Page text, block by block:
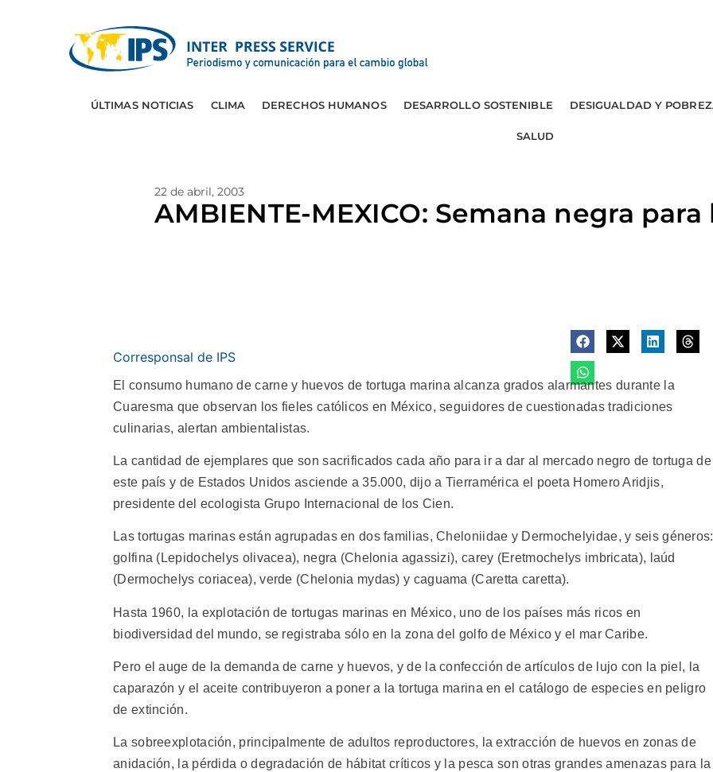
ÚLTIMAS NOTICIAS CLIMA DERECHOS HUMANOS DESARROLLO SOSTENIBLE DESIGUALDAD Y
SALUD
22 de abril, 2003
AMBIENTE-MEXICO: Semana negra
Corresponsal de IPS
El consumo humano de carne y huevos de tortuga marina alcanza grados alarmantes durante la
Cuaresma que observan los fieles católicos en México, seguidores de cuestionadas tradiciones
culinarias, alertan ambientalistas.
La cantidad de ejemplares que son sacrificados cada año para ir a dar al mercado negro de tortuga de
este país y de Estados Unidos asciende a 35.000, dijo a Tierramérica el poeta Homero Aridjis,
presidente del ecologista Grupo Internacional de los Cien.
Las tortugas marinas están agrupadas en dos familias, Cheloniidae y Dermochelyidae, y seis géneros:
golfina (Lepidochelys olivacea), negra (Chelonia agassizi), carey (Eretmochelys imbricata), laúd
(Dermochelys coriacea), verde (Chelonia mydas) y caguama (Caretta caretta).
Hasta 1960, la explotación de tortugas marinas en México, uno de los países más ricos en
biodiversidad del mundo, se registraba sólo en la zona del golfo de México y el mar Caribe.
Pero el auge de la demanda de carne y huevos, y de la confección de artículos de lujo con la piel, la
caparazón y el aceite contribuyeron a poner a la tortuga marina en el catálogo de especies en peligro
de extinción.
La sobreexplotación, principalmente de adultos reproductores, la extracción de huevos en zonas de
anidación, la pérdida o degradación de hábitat críticos y la pesca son otras grandes amenazas para la